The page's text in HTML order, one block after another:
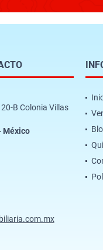
B Colonia Villas
México